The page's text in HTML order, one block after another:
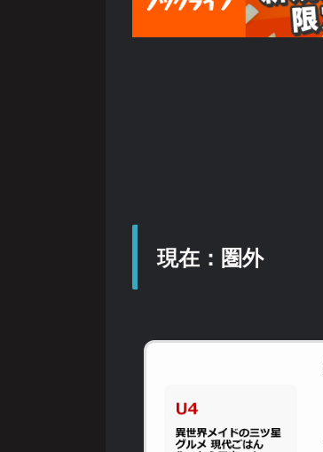
現在：圏外